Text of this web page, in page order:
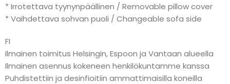
* Irrotettava tyynynpäällinen / Removable pillow cover
* Vaihdettava sohvan puoli / Changeable sofa side
FI
Ilmainen toimitus Helsingin, Espoon ja Vantaan alueella
Ilmainen asennus kokeneen henkilökuntamme kanssa
Puhdistettiin ja desinfioitiin ammattimaisilla koneilla